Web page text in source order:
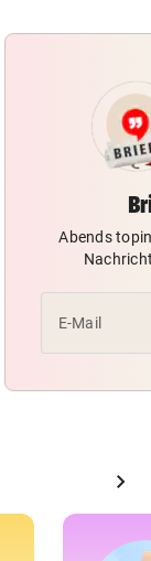
Abends
E-Mail
chevron_right